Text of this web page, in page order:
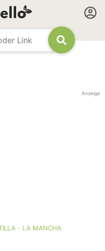
Anzeige
- LA MANCHA